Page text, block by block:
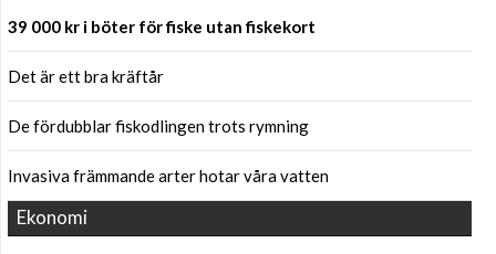
39 000 kr i böter för fiske utan fiskekort
Det är ett bra kräftår
De fördubblar fiskodlingen trots rymning
Invasiva främmande arter hotar våra vatten
Ekonomi